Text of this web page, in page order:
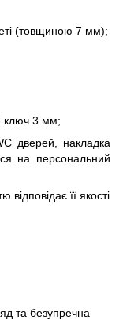
(товщиною 7 мм);
ключ 3 мм;
дверей,
накладка
на персональний
відповідає її якості
та безупречна